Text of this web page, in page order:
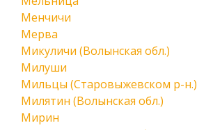
Менчичи
Мерва
Микуличи (Волынская обл.)
Милуши
Мильцы (Старовыжевском р-н.)
Милятин (Волынская обл.)
Мирин